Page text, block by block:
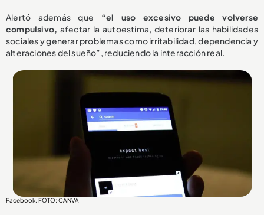
Alertó además que “el uso excesivo puede volverse
compulsivo, afectar la autoestima, deteriorar las habilidades
sociales y generar problemas como irritabilidad, dependencia y
alteraciones del sueño”, reduciendo la interacción real.
Facebook. FOTO: CANVA